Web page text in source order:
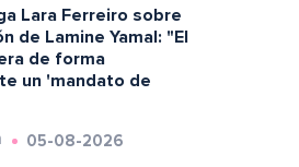
Lara Ferreiro sobre
de Lamine Yamal: "El
de forma
un 'mandato de
05-08-2026